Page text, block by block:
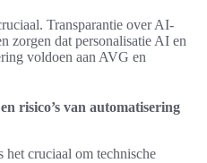
Transparantie over AI-
zorgen dat personalisatie AI en
voldoen aan AVG en
risico’s van automatisering
cruciaal om technische